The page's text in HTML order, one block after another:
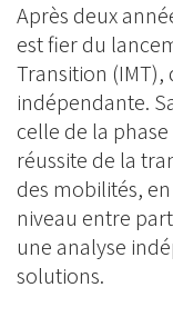
Après deux
est fier du
Transition
indépendante.
celle de la
réussite de la
des mobilités,
niveau entre
une analyse
solutions.